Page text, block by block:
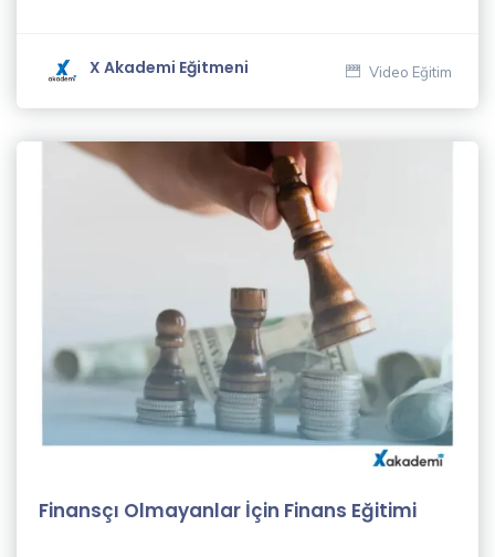
Selahattin
Taşkın (1)
Sinan
Akademi
Eğitmeni
X Akademi Eğitmeni Video Eğitim
Finansçı Olmayanlar İçin Finans Eğitimi